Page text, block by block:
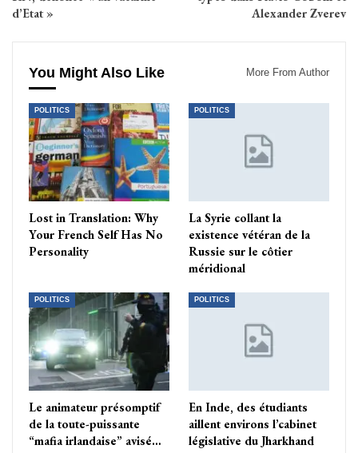
d’Etat »
Alexander Zverev
You Might Also Like More From Author
POLITICS
Lost in Translation: Why
Your French Self Has No
Personality
POLITICS
La Syrie collant la
existence vétéran de la
Russie sur le côtier
méridional
POLITICS
Le animateur présomptif
de la toute-puissante
“mafia irlandaise” avisé…
POLITICS
En Inde, des étudiants
aillent environs l’cabinet
législative du Jharkhand